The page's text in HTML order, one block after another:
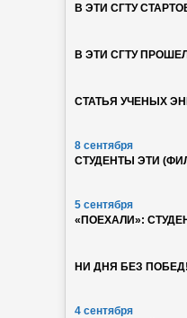
В ЭТИ СГТУ
В ЭТИ СГТУ
СТАТЬЯ УЧЕНЫХ
8 сентября
СТУДЕНТЫ ЭТИ
5 сентября
«ПОЕХАЛИ»:
НИ ДНЯ БЕЗ
4 сентября